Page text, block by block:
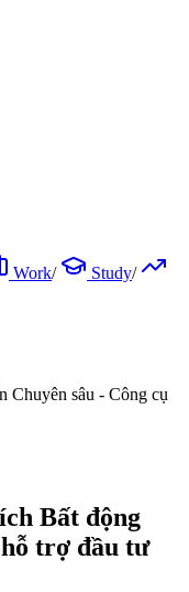
Work/ Study/
Chuyên sâu - Công cụ
Bất động
hỗ trợ đầu tư